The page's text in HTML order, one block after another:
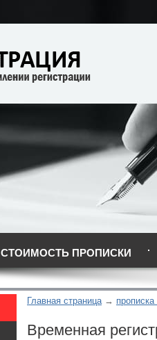
СТОИМОСТЬ ПРОПИСКИ
Главная страница
Временная